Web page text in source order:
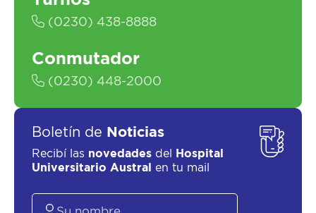
(0230) 438-8888
Conmutador
(0230) 448-2000
Boletín de Noticias
Recibí las novedades del
Hospital
Universitario Austral
en tu mail